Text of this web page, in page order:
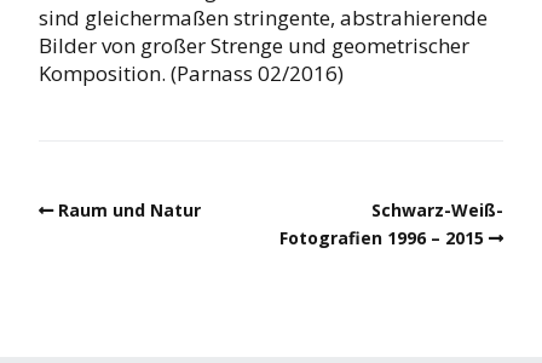
sind gleichermaßen stringente, abstrahierende
Bilder von großer Strenge und geometrischer
Komposition. (Parnass 02/2016)
Raum und Natur
Schwarz-Weiß-
Fotografien 1996 – 2015